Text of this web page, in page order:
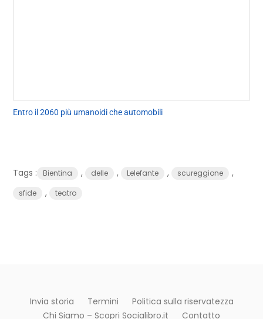
Entro il 2060 più umanoidi che automobili
Tags : Bientina , delle , Lelefante , scureggione ,
sfide , teatro
Invia storia Termini
Politica sulla riservatezza
Chi Siamo – Scopri Socialibro.it
Contatto